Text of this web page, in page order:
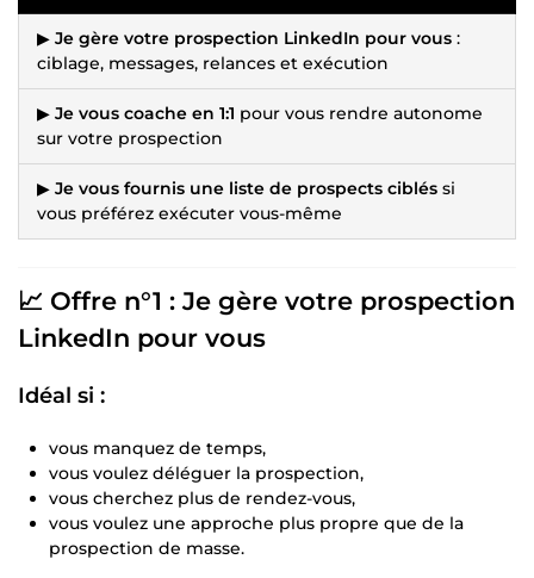
▶ Je gère votre prospection LinkedIn pour vous :
ciblage, messages, relances et exécution
▶ Je vous coache en 1:1 pour vous rendre autonome
sur votre prospection
▶ Je vous fournis une liste de prospects ciblés si
vous préférez exécuter vous-même
📈 Offre n°1 : Je gère votre prospection
LinkedIn pour vous
Idéal si :
vous manquez de temps,
vous voulez déléguer la prospection,
vous cherchez plus de rendez-vous,
vous voulez une approche plus propre que de la
prospection de masse.